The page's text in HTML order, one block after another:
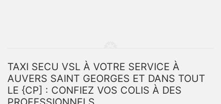
TAXI SECU VSL À VOTRE SERVICE À
AUVERS SAINT GEORGES ET DANS TOUT
LE {CP] : CONFIEZ VOS COLIS À DES